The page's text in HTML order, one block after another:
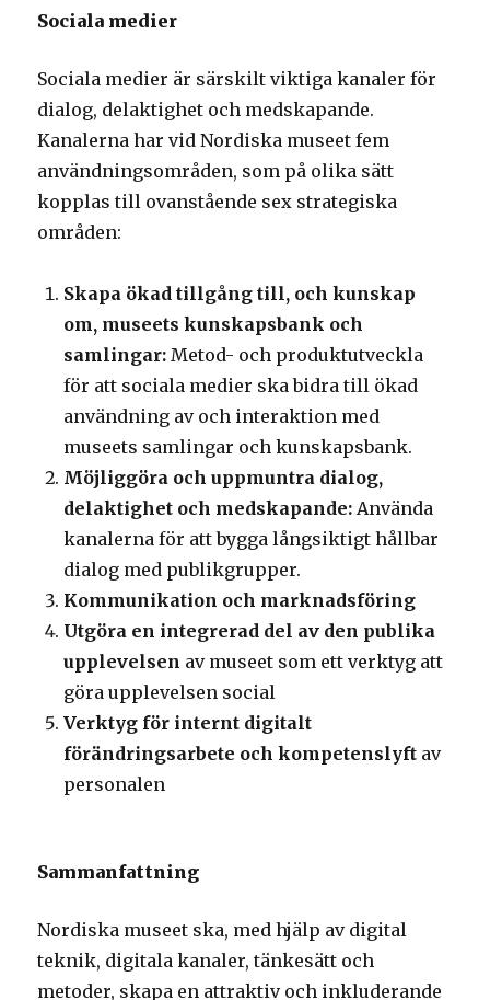
Sociala medier
Sociala medier är särskilt viktiga kanaler för
dialog, delaktighet och medskapande.
Kanalerna har vid Nordiska museet fem
användningsområden, som på olika sätt
kopplas till ovanstående sex strategiska
områden:
Skapa ökad tillgång till, och kunskap
om, museets kunskapsbank och
samlingar: Metod- och produktutveckla
för att sociala medier ska bidra till ökad
användning av och interaktion med
museets samlingar och kunskapsbank.
Möjliggöra och uppmuntra dialog,
delaktighet och medskapande:Använda
kanalerna för att bygga långsiktigt hållbar
dialog med publikgrupper.
Kommunikation och marknadsföring
Utgöra en integrerad del av den publika
upplevelsen av museet som ett verktyg att
göra upplevelsen social
Verktyg för internt digitalt
förändringsarbete och kompetenslyft av
personalen
Sammanfattning
Nordiska museet ska, med hjälp av digital
teknik, digitala kanaler, tänkesätt och
metoder, skapa en attraktiv och inkluderande